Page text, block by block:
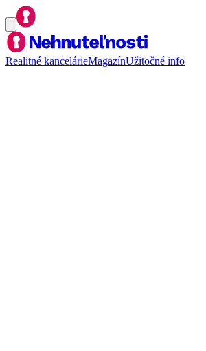
Realitné kancelárieMagazínUžitočné info